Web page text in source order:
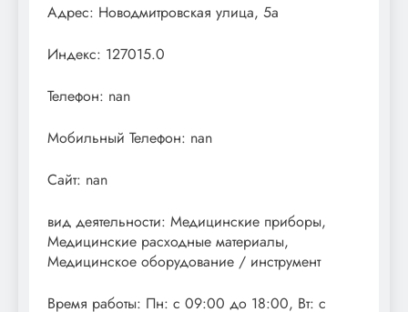
Адрес: Новодмитровская улица, 5а
Индекс: 127015.0
Телефон: nan
Мобильный Телефон: nan
Сайт: nan
вид деятельности: Медицинские приборы,
Медицинские расходные материалы,
Медицинское оборудование / инструмент
Время работы: Пн: с 09:00 до 18:00, Вт: с